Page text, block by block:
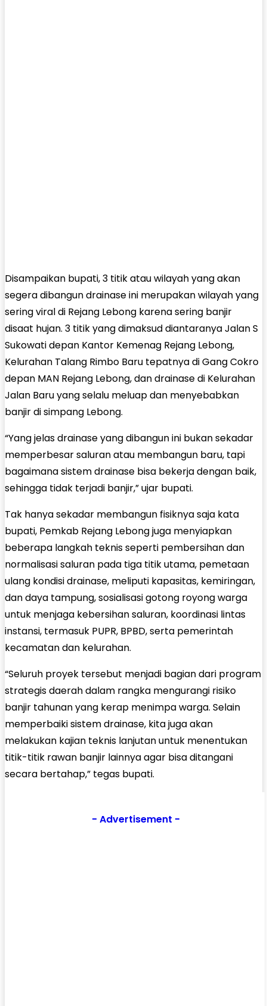
Disampaikan bupati, 3 titik atau wilayah yang akan
segera dibangun drainase ini merupakan wilayah yang
sering viral di Rejang Lebong karena sering banjir
disaat hujan. 3 titik yang dimaksud diantaranya Jalan S
Sukowati depan Kantor Kemenag Rejang Lebong,
Kelurahan Talang Rimbo Baru tepatnya di Gang Cokro
depan MAN Rejang Lebong, dan drainase di Kelurahan
Jalan Baru yang selalu meluap dan menyebabkan
banjir di simpang Lebong.
“Yang jelas drainase yang dibangun ini bukan sekadar
memperbesar saluran atau membangun baru, tapi
bagaimana sistem drainase bisa bekerja dengan baik,
sehingga tidak terjadi banjir,” ujar bupati.
Tak hanya sekadar membangun fisiknya saja kata
bupati, Pemkab Rejang Lebong juga menyiapkan
beberapa langkah teknis seperti pembersihan dan
normalisasi saluran pada tiga titik utama, pemetaan
ulang kondisi drainase, meliputi kapasitas, kemiringan,
dan daya tampung, sosialisasi gotong royong warga
untuk menjaga kebersihan saluran, koordinasi lintas
instansi, termasuk PUPR, BPBD, serta pemerintah
kecamatan dan kelurahan.
“Seluruh proyek tersebut menjadi bagian dari program
strategis daerah dalam rangka mengurangi risiko
banjir tahunan yang kerap menimpa warga. Selain
memperbaiki sistem drainase, kita juga akan
melakukan kajian teknis lanjutan untuk menentukan
titik-titik rawan banjir lainnya agar bisa ditangani
secara bertahap,” tegas bupati.
- Advertisement -